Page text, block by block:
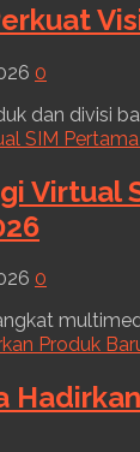
0
dan divisi
Virtual
0